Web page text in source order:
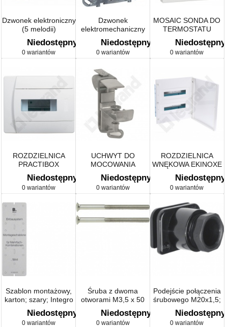
Dzwonek elektroniczny
(5 melodii)
Niedostępny
0 wariantów
Dzwonek
elektromechaniczny
(brzęczyk)
Niedostępny
0 wariantów
MOSAIC SONDA DO
TERMOSTATU
MODUŁOWEGO NR.
REF. 0038 40
Niedostępny
0 wariantów
ROZDZIELNICA
PRACTIBOX
Niedostępny
0 wariantów
UCHWYT DO
MOCOWANIA
BLOKÓW
BIUROWYCH
Niedostępny
0 wariantów
ROZDZIELNICA
WNĘKOWA EKINOXE
Niedostępny
0 wariantów
Szablon montażowy,
karton; szary; Integro
mechanizm
Niedostępny
0 wariantów
Śruba z dwoma
otworami M3,5 x 50
mm; chrom; System
TS
Niedostępny
0 wariantów
Podejście połączenia
śrubowego M20x1,5;
czarny; ISO-Panzer
IP44
Niedostępny
0 wariantów